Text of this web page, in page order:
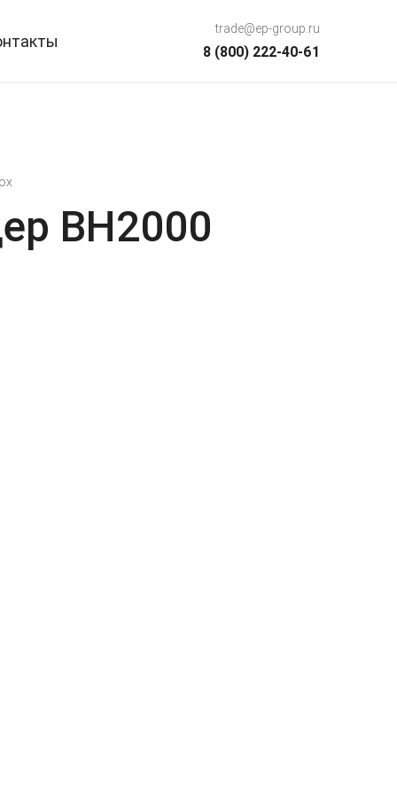
trade@ep-group.ru
8 (800) 222-40-61
BH2000